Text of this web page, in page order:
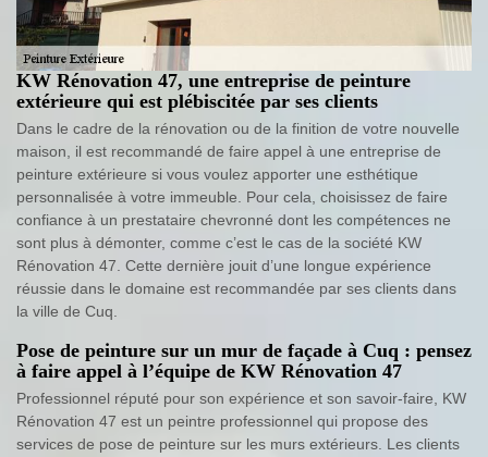
KW Rénovation 47, une entreprise de peinture
extérieure qui est plébiscitée par ses clients
Dans le cadre de la rénovation ou de la finition de votre nouvelle
maison, il est recommandé de faire appel à une entreprise de
peinture extérieure si vous voulez apporter une esthétique
personnalisée à votre immeuble. Pour cela, choisissez de faire
confiance à un prestataire chevronné dont les compétences ne
sont plus à démonter, comme c’est le cas de la société KW
Rénovation 47. Cette dernière jouit d’une longue expérience
réussie dans le domaine est recommandée par ses clients dans
la ville de Cuq.
Pose de peinture sur un mur de façade à Cuq : pensez
à faire appel à l’équipe de KW Rénovation 47
Professionnel réputé pour son expérience et son savoir-faire, KW
Rénovation 47 est un peintre professionnel qui propose des
services de pose de peinture sur les murs extérieurs. Les clients